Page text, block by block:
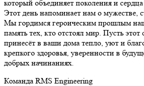
который объединяет поколения и
Этот день напоминает нам о мужестве,
Мы гордимся героическим прошлым
память тех, кто отстоял мир. Пусть
принесёт в ваши дома тепло, уют и
крепкого здоровья, уверенности в
добрых начинаниях.
Команда RMS Engineering